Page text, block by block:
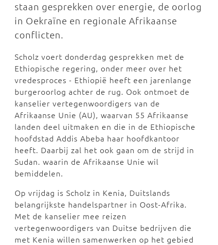
staan gesprekken over energie, de oorlog
in Oekraïne en regionale Afrikaanse
conflicten.
Scholz voert donderdag gesprekken met de
Ethiopische regering, onder meer over het
vredesproces - Ethiopië heeft een jarenlange
burgeroorlog achter de rug. Ook ontmoet de
kanselier vertegenwoordigers van de
Afrikaanse Unie (AU), waarvan 55 Afrikaanse
landen deel uitmaken en die in de Ethiopische
hoofdstad Addis Abeba haar hoofdkantoor
heeft. Daarbij zal het ook gaan om de strijd in
Sudan. waarin de Afrikaanse Unie wil
bemiddelen.
Op vrijdag is Scholz in Kenia, Duitslands
belangrijkste handelspartner in Oost-Afrika.
Met de kanselier mee reizen
vertegenwoordigers van Duitse bedrijven die
met Kenia willen samenwerken op het gebied